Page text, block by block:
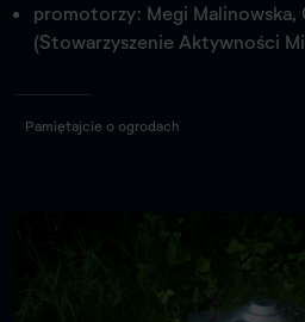
promotorzy: Megi Malinowska,
(Stowarzyszenie Aktywności
Pamiętajcie o ogrodach